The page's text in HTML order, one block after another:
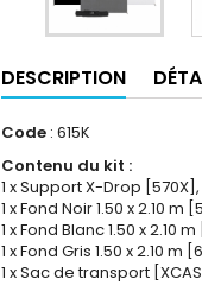
DESCRIPTION
Code : 615K
Contenu du kit :
1 x Support X-Drop [570X],
1 x Fond Noir 1.50 x 2.10 m
1 x Fond Blanc 1.50 x 2.10
1 x Fond Gris 1.50 x 2.10 m
1 x Sac de transport